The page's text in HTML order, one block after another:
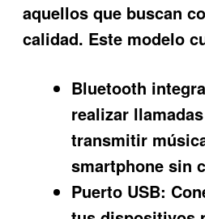
aquellos que buscan
calidad. Este modelo
Bluetooth
realizar
transmitir
smartphone sin
Puerto USB: